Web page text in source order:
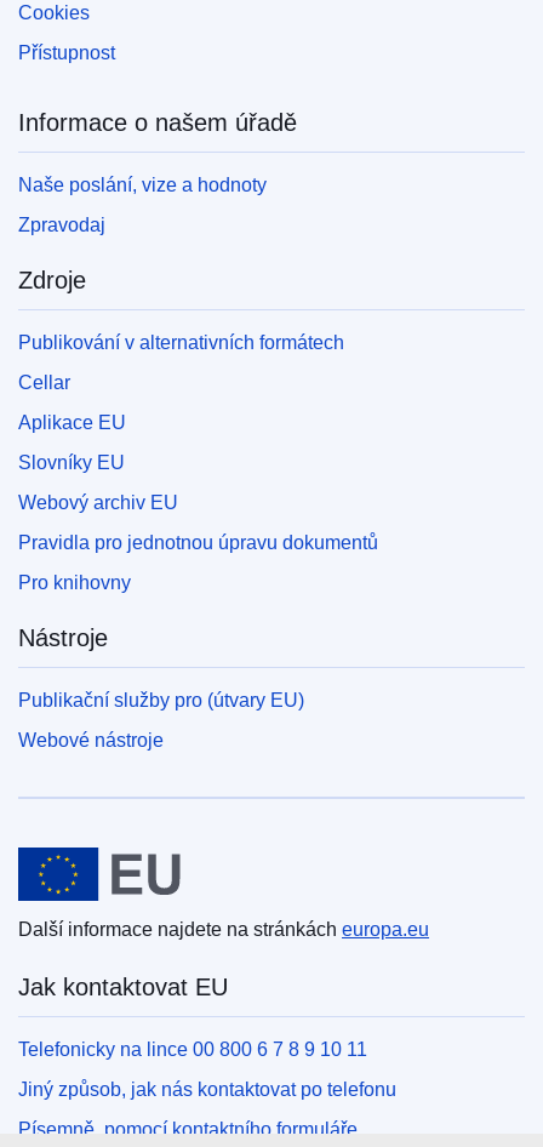
Cookies
Přístupnost
Informace o našem úřadě
Naše poslání, vize a hodnoty
Zpravodaj
Zdroje
Publikování v alternativních formátech
Cellar
Aplikace EU
Slovníky EU
Webový archiv EU
Pravidla pro jednotnou úpravu dokumentů
Pro knihovny
Nástroje
Publikační služby pro (útvary EU)
Webové nástroje
Evropská unie
Další informace najdete na stránkách europa.eu
Jak kontaktovat EU
Telefonicky na lince 00 800 6 7 8 9 10 11
Jiný způsob, jak nás kontaktovat po telefonu
Písemně, pomocí kontaktního formuláře